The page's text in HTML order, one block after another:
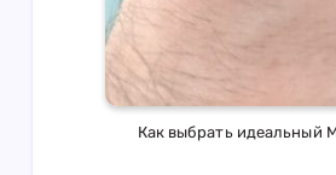
Как выбрать идеальный